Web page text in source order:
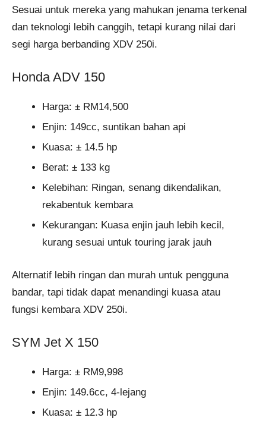
Sesuai untuk mereka yang mahukan jenama terkenal
dan teknologi lebih canggih, tetapi kurang nilai dari
segi harga berbanding XDV 250i.
Honda ADV 150
Harga: ± RM14,500
Enjin: 149cc, suntikan bahan api
Kuasa: ± 14.5 hp
Berat: ± 133 kg
Kelebihan: Ringan, senang dikendalikan,
rekabentuk kembara
Kekurangan: Kuasa enjin jauh lebih kecil,
kurang sesuai untuk touring jarak jauh
Alternatif lebih ringan dan murah untuk pengguna
bandar, tapi tidak dapat menandingi kuasa atau
fungsi kembara XDV 250i.
SYM Jet X 150
Harga: ± RM9,998
Enjin: 149.6cc, 4-lejang
Kuasa: ± 12.3 hp